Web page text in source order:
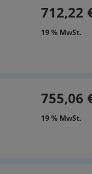
712,22
19 % MwSt.
755,06
19 % MwSt.